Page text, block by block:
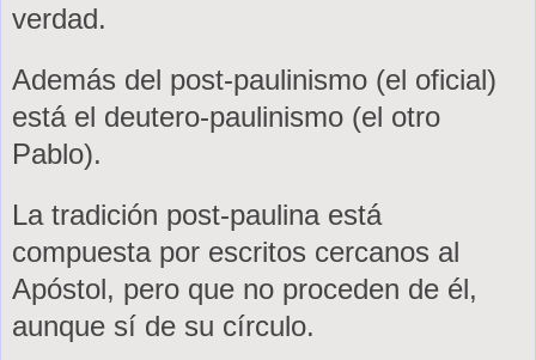
verdad.
Además del post-paulinismo (el oficial)
está el deutero-paulinismo (el otro
Pablo).
La tradición post-paulina está
compuesta por escritos cercanos al
Apóstol, pero que no proceden de él,
aunque sí de su círculo.